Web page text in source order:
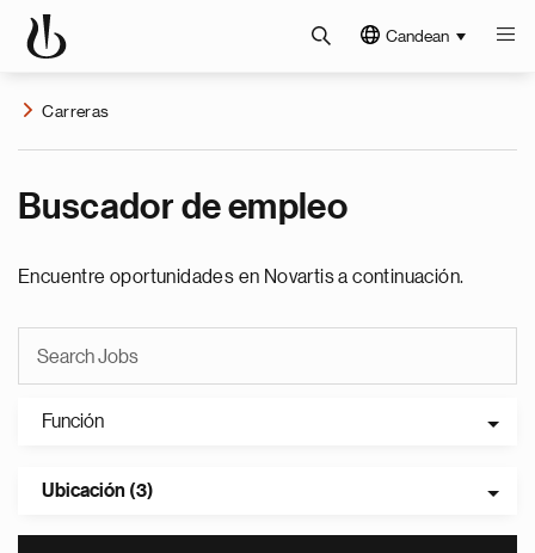
Candean
Carreras
Buscador de empleo
Encuentre oportunidades en Novartis a continuación.
Función
Ubicación (3)